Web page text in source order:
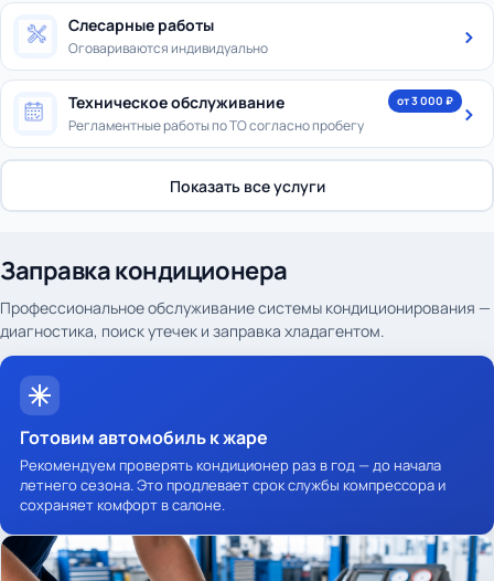
Слесарные работы
Оговариваются индивидуально
от 3 000 ₽
Техническое обслуживание
Регламентные работы по ТО согласно пробегу
Показать все услуги
Заправка кондиционера
Профессиональное обслуживание системы кондиционирования —
диагностика, поиск утечек и заправка хладагентом.
Готовим автомобиль к жаре
Рекомендуем проверять кондиционер раз в год — до начала
летнего сезона. Это продлевает срок службы компрессора и
сохраняет комфорт в салоне.